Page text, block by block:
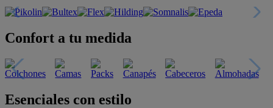
Confort a tu medida
Esenciales con estilo